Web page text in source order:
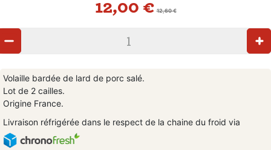
12,00 € 12,60 €
Volaille bardée de lard de porc salé.
Lot de 2 cailles.
Origine France.
Livraison réfrigérée dans le respect de la chaine du froid via